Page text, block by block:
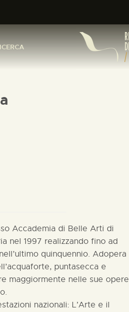
Accademia di Belle Arti di
nel 1997 realizzando fino ad
quinquennio. Adopera
puntasecca e
maggiormente nelle sue opere
nazionali: L’Arte e il